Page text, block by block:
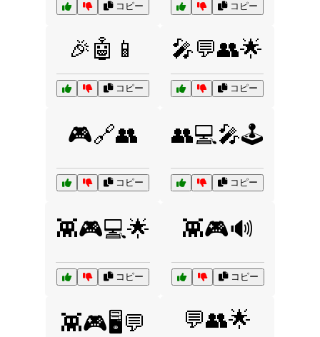
コピー コピー
🎉🤖📱
コピー
🎤💬👥🌟
コピー
🎮🔗👥
コピー
👥💻🎤🕹️
コピー
👾🎮💻🌟
コピー
👾🎮🔊
コピー
👾🎮🖥️💬 💬👥🌟